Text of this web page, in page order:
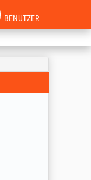
BENUTZER